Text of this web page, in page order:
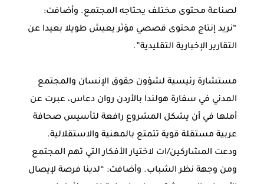
لصناعة محتوى مختلف يحتاجه المجتمع. وأضافت:
“نريد إنتاج محتوى قصصي مؤثر يعيش طويلا بعيدا عن
التقارير الإخبارية التقليدية”.
مستشارة رئيسية لشؤون حقوق الإنسان والمجتمع
المدني في سفارة هولندا بالأردن روان دعاس، عبرت عن
أملها في أن يشكل المشروع رافعة لتأسيس صحافة
عربية مستقلة قوية تتمتع بالمهنية والاستقلالية.
ودعت المشاركين/ات لاختيار الأفكار التي تهم المجتمع
ومن وجهة نظر الشباب. وأضافت: “لدينا فرصة لإيصال